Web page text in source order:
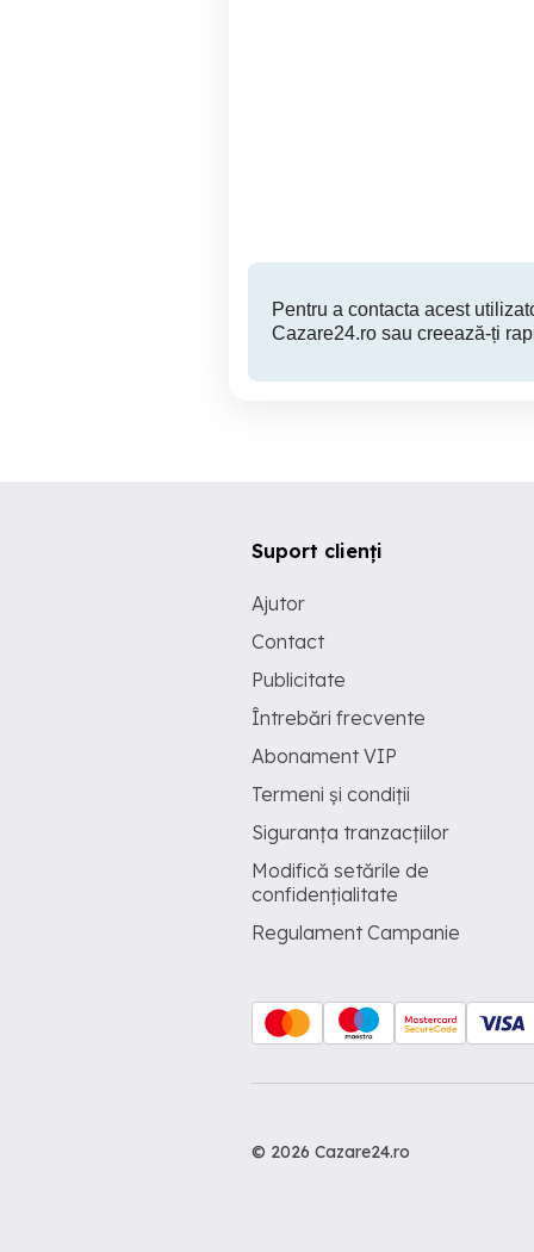
Pentru a contacta acest
Cazare24.ro sau creează-ți
Suport clienți
Ajutor
Contact
Publicitate
Întrebări frecvente
Abonament VIP
Termeni și condiții
Siguranța tranzacțiilor
Modifică setările de
confidențialitate
Regulament Campanie
© 2026 Cazare24.ro